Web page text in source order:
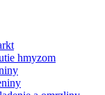
hmyzom